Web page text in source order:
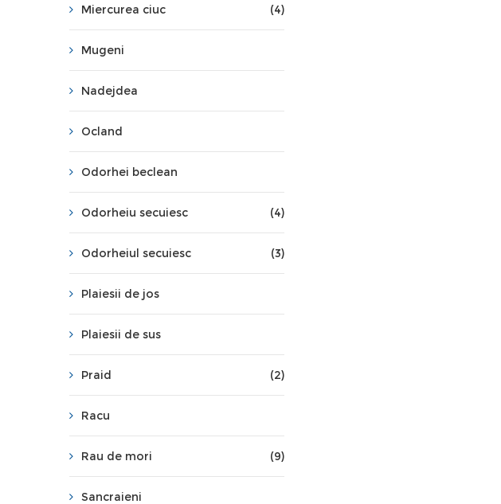
Miercurea ciuc (4)
Mugeni
Nadejdea
Ocland
Odorhei beclean
Odorheiu secuiesc (4)
Odorheiul secuiesc (3)
Plaiesii de jos
Plaiesii de sus
Praid (2)
Racu
Rau de mori (9)
Sancraieni